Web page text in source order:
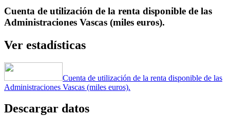
Cuenta de utilización de la renta disponible de las
Administraciones Vascas (miles euros).
Ver estadísticas
Cuenta de utilización de la renta disponible de las
Administraciones Vascas (miles euros).
Descargar datos